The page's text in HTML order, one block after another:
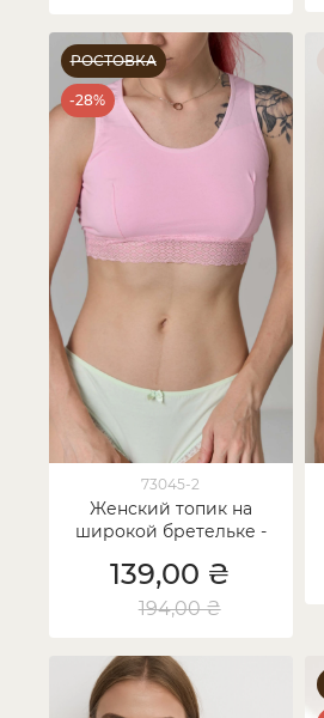
РОСТОВКА
-28%
73045-2
Женский топик на
широкой бретельке -
микс
139,00 ₴
194,00 ₴